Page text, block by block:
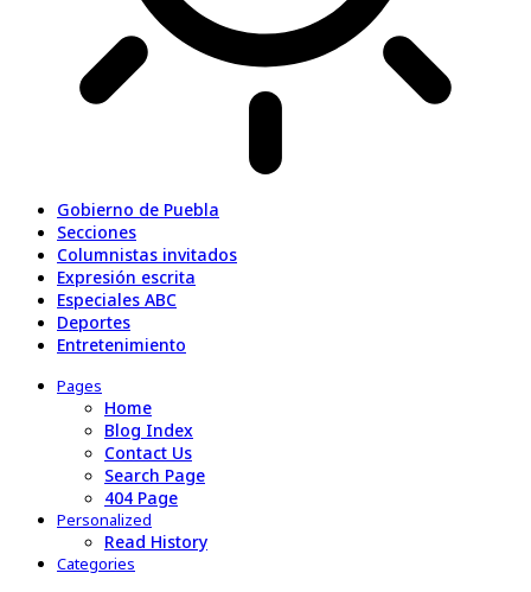
Gobierno de Puebla
Secciones
Columnistas invitados
Expresión escrita
Especiales ABC
Deportes
Entretenimiento
Pages
Home
Blog Index
Contact Us
Search Page
404 Page
Personalized
Read History
Categories